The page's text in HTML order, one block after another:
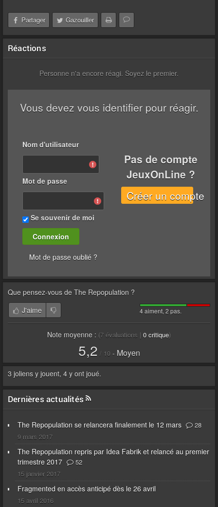
Partager Gazouiller
Réactions
Personne n'a encore réagi. Soyez le premier.
Vous devez vous identifier pour réagir.
Nom d'utilisateur
Mot de passe
Se souvenir de moi
Mot de passe oublié ?
Pas de compte
JeuxOnLine ?
Créer un compte
Que pensez-vous de The Repopulation ?
4 aiment, 2 pas.
J'aime
Note moyenne : (7 évaluations | 0 critique)
5,2 / 10 - Moyen
3 joliens y jouent, 4 y ont joué.
Dernières actualités
The Repopulation se relancera finalement le 12 mars
28
9 mars 2017
The Repopulation repris par Idea Fabrik et relancé au premier
trimestre 2017
52
15 janvier 2017
Fragmented en accès anticipé dès le 26 avril
15 avril 2016